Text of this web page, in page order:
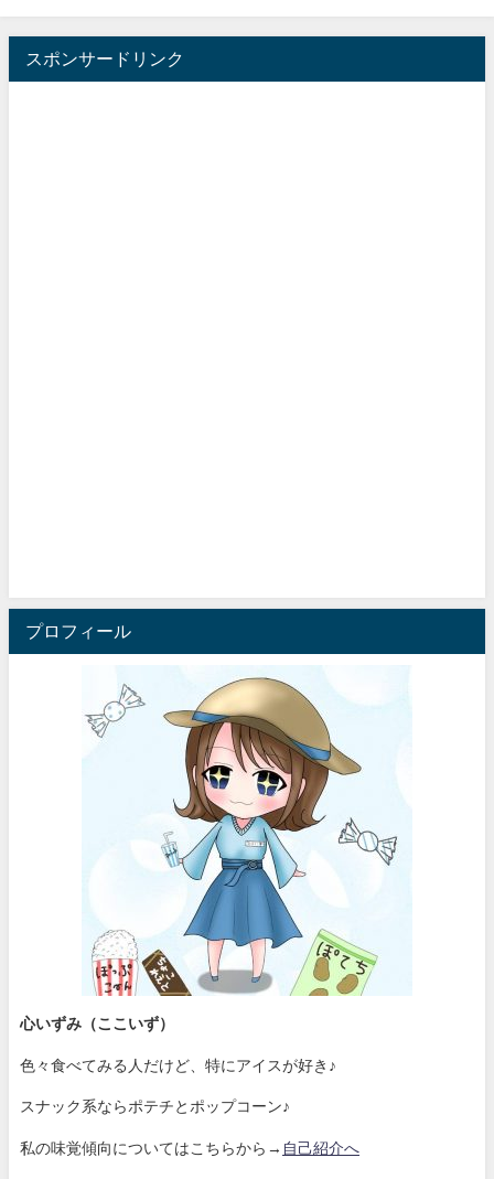
スポンサードリンク
プロフィール
心いずみ（ここいず）
色々食べてみる人だけど、特にアイスが好き♪
スナック系ならポテチとポップコーン♪
私の味覚傾向についてはこちらから→ 自己紹介へ